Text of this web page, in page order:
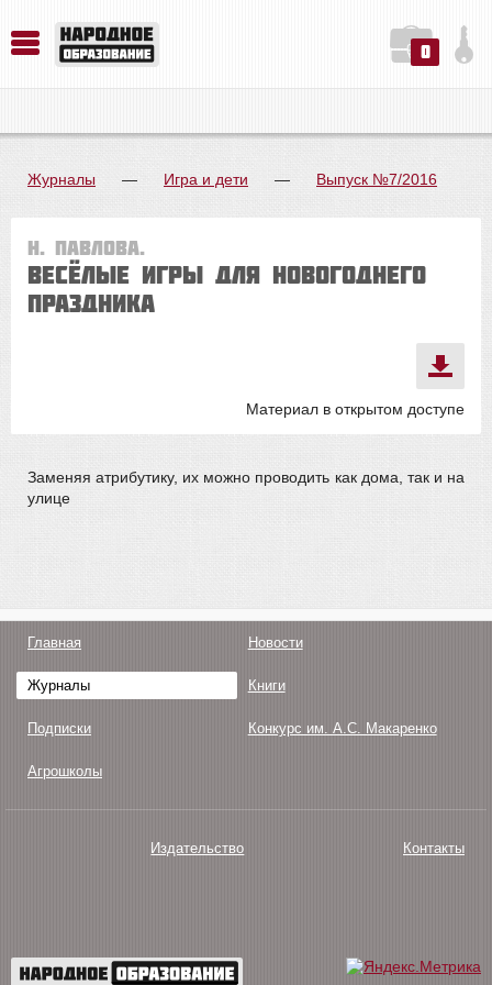
0
Журналы — Игра и дети — Выпуск №7/2016
Н. Павлова.
Весёлые игры для новогоднего
праздника
Материал в открытом доступе
Заменяя атрибутику, их можно проводить как дома, так и на
улице
Главная Новости
Журналы Книги
Подписки Конкурс им. А.С. Макаренко
Агрошколы
Издательство Контакты